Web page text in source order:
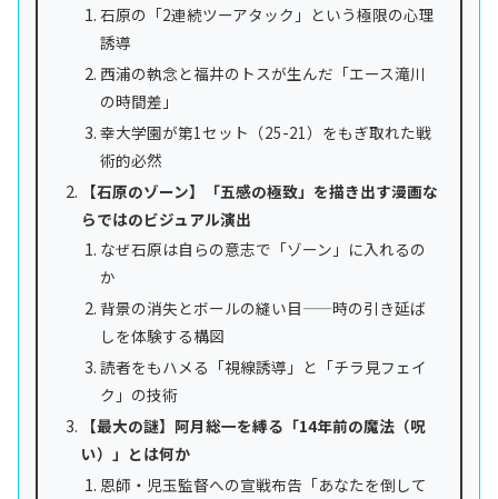
石原の「2連続ツーアタック」という極限の心理
誘導
西浦の執念と福井のトスが生んだ「エース滝川
の時間差」
幸大学園が第1セット（25-21）をもぎ取れた戦
術的必然
【石原のゾーン】「五感の極致」を描き出す漫画な
らではのビジュアル演出
なぜ石原は自らの意志で「ゾーン」に入れるの
か
背景の消失とボールの縫い目——時の引き延ば
しを体験する構図
読者をもハメる「視線誘導」と「チラ見フェイ
ク」の技術
【最大の謎】阿月総一を縛る「14年前の魔法（呪
い）」とは何か
恩師・児玉監督への宣戦布告「あなたを倒して